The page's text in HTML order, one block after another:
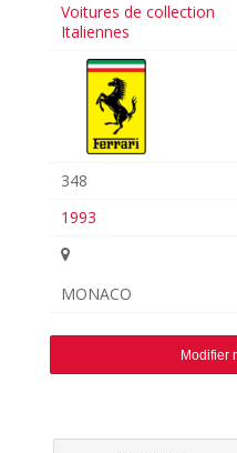
Voitures de collection
Italiennes
348
1993
MONACO
Modifier